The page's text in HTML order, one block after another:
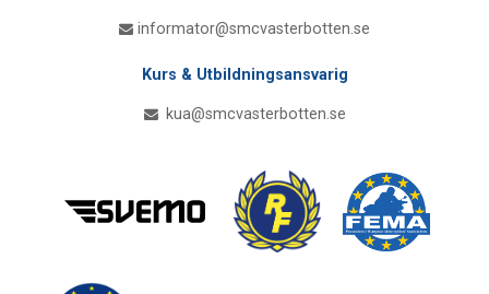
informator@smcvasterbotten.se
Kurs & Utbildningsansvarig
kua@smcvasterbotten.se